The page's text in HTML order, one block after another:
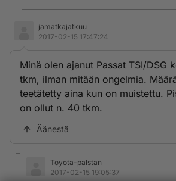
jamatkajatkuu
2017-02-15 17:47:24
Minä olen ajanut Passat TSI/DSG
tkm, ilman mitään ongelmia.
teetätetty aina kun on muistettu.
on ollut n. 40 tkm.
Äänestä
Toyota-palstan
2017-02-15 19:05:37